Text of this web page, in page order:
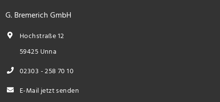
G. Bremerich GmbH
Hochstraße 12
59425 Unna
02303 - 258 70 10
E-Mail jetzt senden